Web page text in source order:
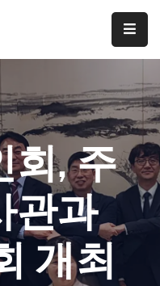
회, 주
관과
개최